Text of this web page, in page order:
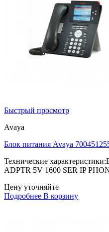
Быстрый просмотр
Avaya
Блок питания Avaya
Технические
ADPTR 5V 1600 SER IP
Цену уточняйте
Подробнее В корзину